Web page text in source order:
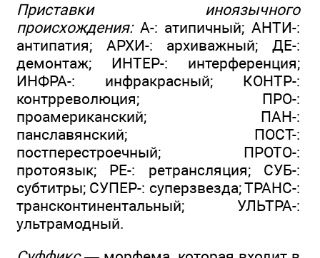
Приставки иноязычного
происхождения:А-: атипичный; АНТИ-:
антипатия; АРХИ-: архиважный; ДЕ-:
демонтаж; ИНТЕР-: интерференция;
ИНФРА-: инфракрасный; КОНТР-:
контрреволюция; ПРО-:
проамериканский; ПАН-:
панславянский; ПОСТ-:
постперестроечный; ПРОТО-:
протоязык; РЕ-: ретрансляция; СУБ-:
субтитры; СУПЕР-: суперзвезда; ТРАНС-:
трансконтинентальный; УЛЬТРА-:
ультрамодный.